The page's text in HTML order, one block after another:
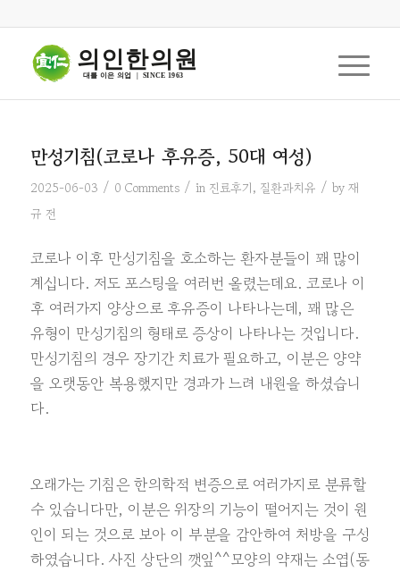
의인한의원
대를 이은 의업  |  SINCE 1963
만성기침(코로나 후유증, 50대 여성)
2025-06-03 / 0 Comments / in 진료후기, 질환과치유 / by 재
규 전
코로나 이후 만성기침을 호소하는 환자분들이 꽤 많이
계십니다. 저도 포스팅을 여러번 올렸는데요. 코로나 이
후 여러가지 양상으로 후유증이 나타나는데, 꽤 많은
유형이 만성기침의 형태로 증상이 나타나는 것입니다.
만성기침의 경우 장기간 치료가 필요하고, 이분은 양약
을 오랫동안 복용했지만 경과가 느려 내원을 하셨습니
다.
오래가는 기침은 한의학적 변증으로 여러가지로 분류할
수 있습니다만, 이분은 위장의 기능이 떨어지는 것이 원
인이 되는 것으로 보아 이 부분을 감안하여 처방을 구성
하였습니다. 사진 상단의 깻잎^^모양의 약재는 소엽(동